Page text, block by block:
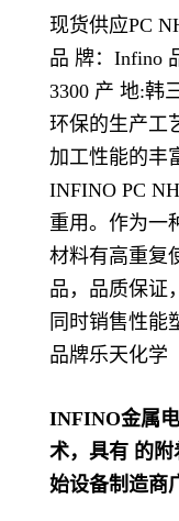
现货供应PC
品 牌：Infino
3300 产 地:韩
环保的生产工
加工性能的丰
INFINO PC
重用。作为一
材料有高重复
品，品质保证
同时销售性能
品牌乐天化学
INFINO金属
术，具有 的
始设备制造商